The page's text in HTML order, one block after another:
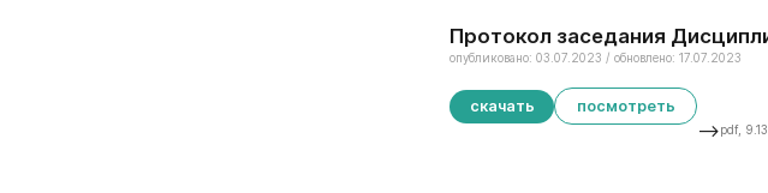
Протокол заседания
опубликовано: 03.07.2023 / обновлено: 17.07.2023
скачать посмотреть
-->pdf,